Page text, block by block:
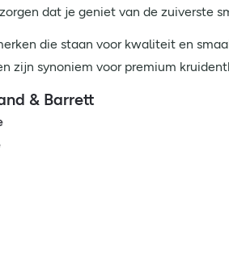
dat je geniet van de zuiverste
die staan voor kwaliteit en
zijn synoniem voor premium
& Barrett